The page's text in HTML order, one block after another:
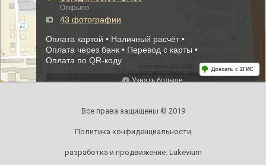
Все права защищены © 2019
Политика конфиденциальности
разработка и продвижение: Lukevium